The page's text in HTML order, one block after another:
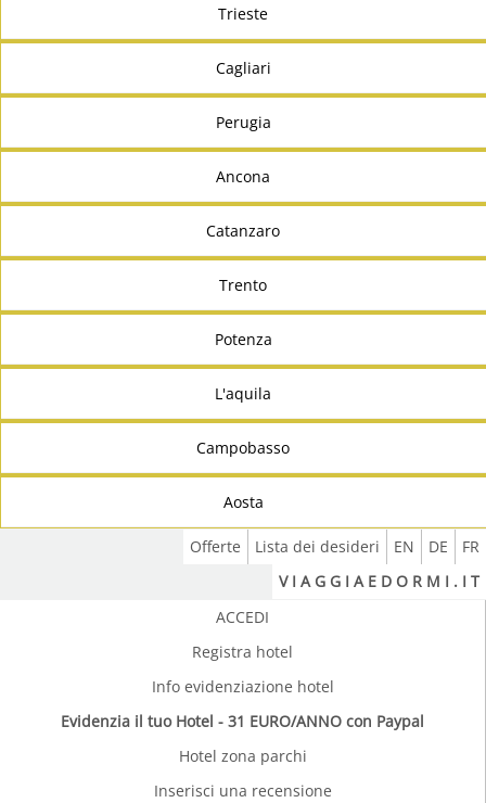
Trieste
Cagliari
Perugia
Ancona
Catanzaro
Trento
Potenza
L'aquila
Campobasso
Aosta
FR
DE
EN
Lista dei desideri
Offerte
V I A G G I A E D O R M I . I T
ACCEDI
Registra hotel
Info evidenziazione hotel
Evidenzia il tuo Hotel - 31 EURO/ANNO con Paypal
Hotel zona parchi
Inserisci una recensione